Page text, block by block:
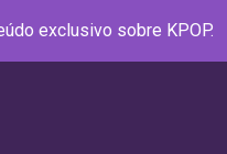
exclusivo sobre KPOP.